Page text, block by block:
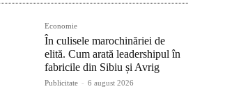
Economie
În culisele marochinăriei de
elită. Cum arată leadershipul în
fabricile din Sibiu și Avrig
Publicitate - 6 august 2026